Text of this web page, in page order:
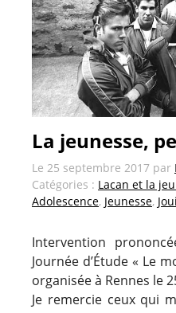
La jeunesse,
Le 25 septembre 2017 par
Catégories : Lacan et la
Adolescence, Jeunesse,
Intervention
Journée d’Étude « Le
organisée à Rennes le
Je remercie ceux qui